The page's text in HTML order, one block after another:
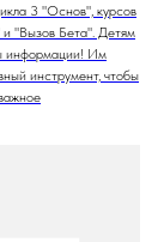
3 "Основ", курсов
"Вызов Бета". Детям
информации! Им
инструмент, чтобы